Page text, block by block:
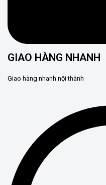
GIAO HÀNG NHANH
Giao hàng nhanh nội thành